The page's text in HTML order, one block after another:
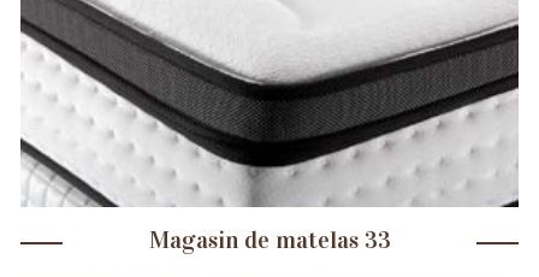
Magasin de matelas 33